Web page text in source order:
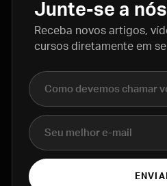
Junte-se a
Receba novos artigos,
cursos diretamente em
Nome completo
E-mail